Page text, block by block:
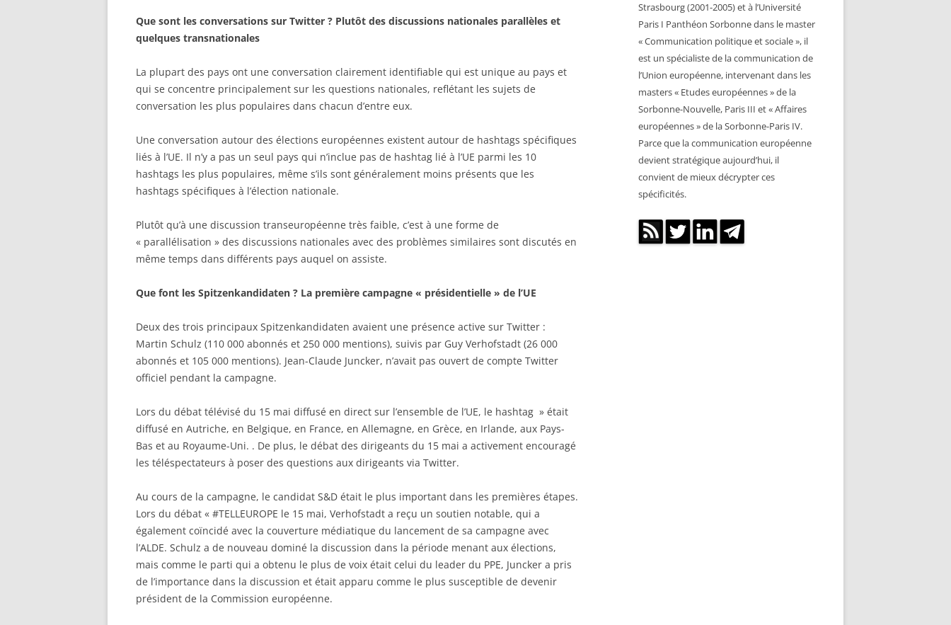
Que sont les conversations sur Twitter ? Plutôt des discussions nationales parallèles et
quelques transnationales
La plupart des pays ont une conversation clairement identifiable qui est unique au pays et
qui se concentre principalement sur les questions nationales, reflétant les sujets de
conversation les plus populaires dans chacun d’entre eux.
Une conversation autour des élections européennes existent autour de hashtags spécifiques
liés à l’UE. Il n’y a pas un seul pays qui n’inclue pas de hashtag lié à l’UE parmi les 10
hashtags les plus populaires, même s’ils sont généralement moins présents que les
hashtags spécifiques à l’élection nationale.
Plutôt qu’à une discussion transeuropéenne très faible, c’est à une forme de
« parallélisation » des discussions nationales avec des problèmes similaires sont discutés en
même temps dans différents pays auquel on assiste.
Que font les Spitzenkandidaten ? La première campagne « présidentielle » de l’UE
Deux des trois principaux Spitzenkandidaten avaient une présence active sur Twitter :
Martin Schulz (110 000 abonnés et 250 000 mentions), suivis par Guy Verhofstadt (26 000
abonnés et 105 000 mentions). Jean-Claude Juncker, n’avait pas ouvert de compte Twitter
officiel pendant la campagne.
Lors du débat télévisé du 15 mai diffusé en direct sur l’ensemble de l’UE, le hashtag » était
diffusé en Autriche, en Belgique, en France, en Allemagne, en Grèce, en Irlande, aux Pays-
Bas et au Royaume-Uni. . De plus, le débat des dirigeants du 15 mai a activement encouragé
les téléspectateurs à poser des questions aux dirigeants via Twitter.
Au cours de la campagne, le candidat S&D était le plus important dans les premières étapes.
Lors du débat « #TELLEUROPE le 15 mai, Verhofstadt a reçu un soutien notable, qui a
également coïncidé avec la couverture médiatique du lancement de sa campagne avec
l’ALDE. Schulz a de nouveau dominé la discussion dans la période menant aux élections,
mais comme le parti qui a obtenu le plus de voix était celui du leader du PPE, Juncker a pris
de l’importance dans la discussion et était apparu comme le plus susceptible de devenir
président de la Commission européenne.
Strasbourg (2001-2005) et à l’Université
Paris I Panthéon Sorbonne dans le master
« Communication politique et sociale », il
est un spécialiste de la communication de
l’Union européenne, intervenant dans les
masters « Etudes européennes » de la
Sorbonne-Nouvelle, Paris III et « Affaires
européennes » de la Sorbonne-Paris IV.
Parce que la communication européenne
devient stratégique aujourd’hui, il
convient de mieux décrypter ces
spécificités.